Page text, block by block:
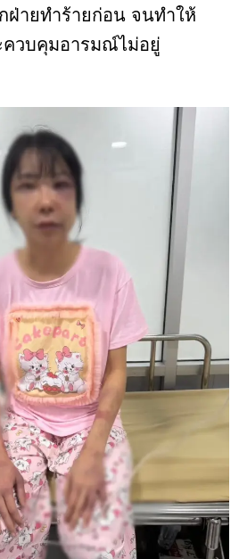
ฝ่ายทำร้ายก่อน จนทำให้
ควบคุมอารมณ์ไม่อยู่